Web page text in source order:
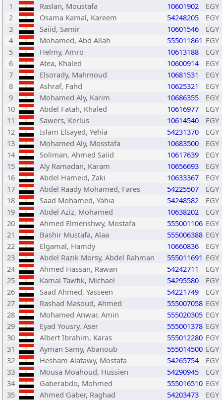
1
Raslan, Moustafa 10601902
EGY
2
Osama Kamal, Kareem 54248205
EGY
3
Saiid, Samir 10601546
EGY
4
Mohamed, Abd Allah 555011861 EGY
5
Helmy, Amro 10613188
EGY
6
Atea, Khaled 10600914
EGY
7
Elsorady, Mahmoud 10681531
EGY
8
Ashraf, Fahd 10625321
EGY
9
Mohamed Aly, Karim 10686355
EGY
10
Abdel Fatah, Khaled 10616977
EGY
11
Sawers, Kerlus 10614540
EGY
12
Islam Elsayed, Yehia 54231370
EGY
13
Mohamed Aly, Mosstafa 10683500
EGY
14
Soliman, Ahmed Saiid 10617639
EGY
15
Aly Ramadan, Karam 10656693
EGY
16
Abdel Hameid, Zaki 10633367
EGY
17
Abdel Raady Mohamed, Fares 54225507
EGY
18
Saad Mohamed, Yahia 54248582
EGY
19
Abdel Aziz, Mohamed 10638202
EGY
20
Ahmed Elmenshwy, Mostafa 555001106 EGY
21
Bashir Mustafa, Alaa 555006388 EGY
22
Elgamal, Hamdy 10660836
EGY
23
Abdel Razik Morsy, Abdel Rahman 555011691 EGY
24
Ahmed Hassan, Rawan 54242711
EGY
25
Kamal Tawfik, Michael 54295580
EGY
26
Saad Ahmed, Yasseen 54221749
EGY
27
Rashad Masoud, Ahmed 555007058 EGY
28
Mohamed Anwar, Amin 555020305 EGY
29
Eyad Yousry, Aser 555001378 EGY
30
Albert Ibrahim, Karas 555012280 EGY
31
Ayman Samy, Abanoub 555014500 EGY
32
Hesham Alatawy, Mostafa 54265754
EGY
33
Mousa Moahoud, Hussien 54290945
EGY
34
Gaberabdo, Mohmed 555016510 EGY
35
Ahmed Gaber, Raghad 54203473
EGY